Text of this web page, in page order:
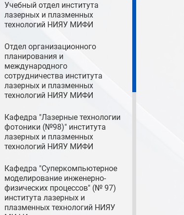
Учебный отдел института
лазерных и плазменных
технологий НИЯУ МИФИ
Отдел организационного
планирования и
международного
сотрудничества института
лазерных и плазменных
технологий НИЯУ МИФИ
Кафедра "Лазерные технологии
фотоники (№98)" института
лазерных и плазменных
технологий НИЯУ МИФИ
Кафедра "Суперкомпьютерное
моделирование инженерно-
физических процессов" (№ 97)
института лазерных и
плазменных технологий НИЯУ